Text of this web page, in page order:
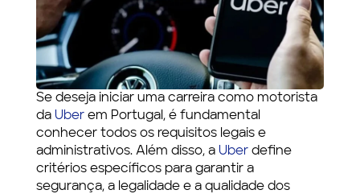
Se deseja iniciar uma carreira como motorista
da Uberem Portugal, é fundamental
conhecer todos os requisitos legais e
administrativos. Além disso, a Uberdefine
critérios específicos para garantir a
segurança, a legalidade e a qualidade dos